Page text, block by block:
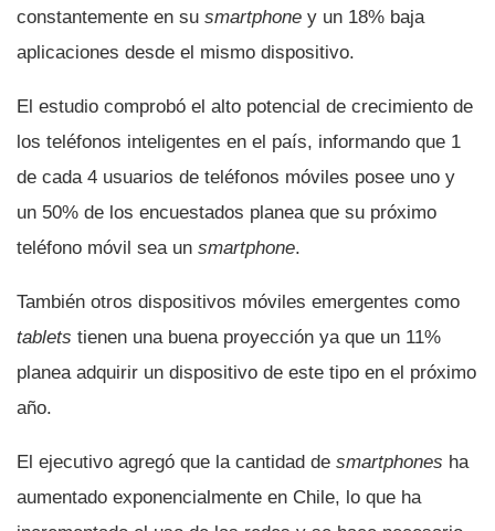
constantemente en su smartphone y un 18% baja
aplicaciones desde el mismo dispositivo.
El estudio comprobó el alto potencial de crecimiento de
los teléfonos inteligentes en el paí­s, informando que 1
de cada 4 usuarios de teléfonos móviles posee uno y
un 50% de los encuestados planea que su próximo
teléfono móvil sea un smartphone.
También otros dispositivos móviles emergentes como
tablets tienen una buena proyección ya que un 11%
planea adquirir un dispositivo de este tipo en el próximo
año.
El ejecutivo agregó que la cantidad de smartphones ha
aumentado exponencialmente en Chile, lo que ha